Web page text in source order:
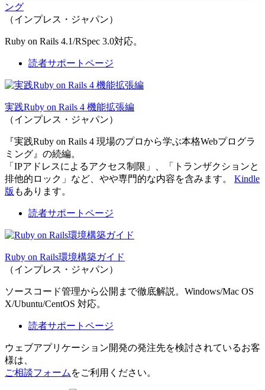
ング
（インプレス・ジャパン）
Ruby on Rails 4.1/RSpec 3.0対応。
読者サポートページ
実践Ruby on Rails 4 機能拡張編
（インプレス・ジャパン）
『実践Ruby on Rails 4 現場のプロから学ぶ本格Webプログラ
ミング』の続編。
「IPアドレスによるアクセス制限」、「トランザクションと
排他的ロック」など、やや専門的な内容を含みます。 Kindle
版 もあります。
読者サポートページ
Ruby on Rails環境構築ガイド
（インプレス・ジャパン）
ソースコード管理から公開まで徹底解説。Windows/Mac OS
X/Ubuntu/CentOS 対応。
読者サポートページ
ウェブアプリケーション開発の発注先を検討されているお客
様は、
ご相談フォーム をご利用ください。